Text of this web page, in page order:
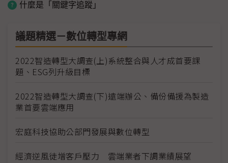
什麼是「關鍵字追蹤」
議題精選－數位轉型專網
2022智造轉型大調查(上)系統整合與人才成首要課
題、ESG列升級目標
2022智造轉型大調查(下)遠端辦公、備份備援為製造
業首要雲端應用
宏庭科技協助公部門發展與數位轉型
經濟逆風徒增客戶壓力 雲端業者下調業績展望